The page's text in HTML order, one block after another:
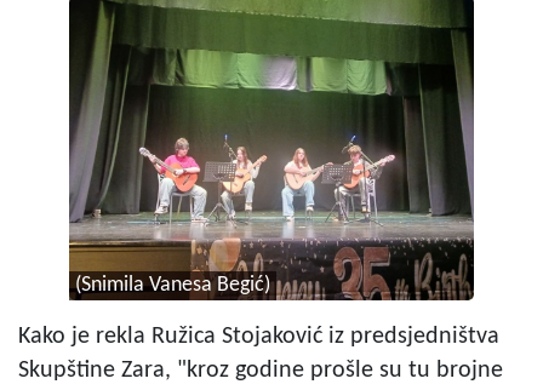
(Snimila Vanesa Begić)
Kako je rekla Ružica Stojaković iz predsjedništva
Skupštine Zara, "kroz godine prošle su tu brojne